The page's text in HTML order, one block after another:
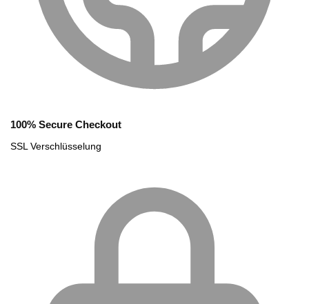
100% Secure Checkout
SSL Verschlüsselung